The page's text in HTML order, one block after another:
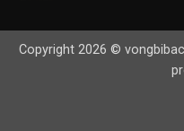
Copyright 2026 ©